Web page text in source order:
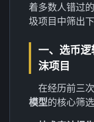
着多数人错过
圾项目中筛出
一、选币
沫项目
在经历前三
模型的核心筛选